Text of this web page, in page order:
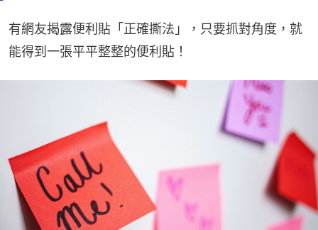
有網友揭露便利貼「正確撕法」，只要抓對角度，就
能得到一張平平整整的便利貼！